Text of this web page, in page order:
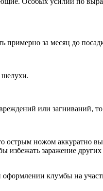
примерно за месяц до
шелухи.
или загниваний, то
острым ножом аккуратно
избежать заражение
клумбы на